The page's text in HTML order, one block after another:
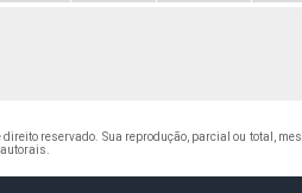
direito reservado. Sua reprodução, parcial ou total,
autorais